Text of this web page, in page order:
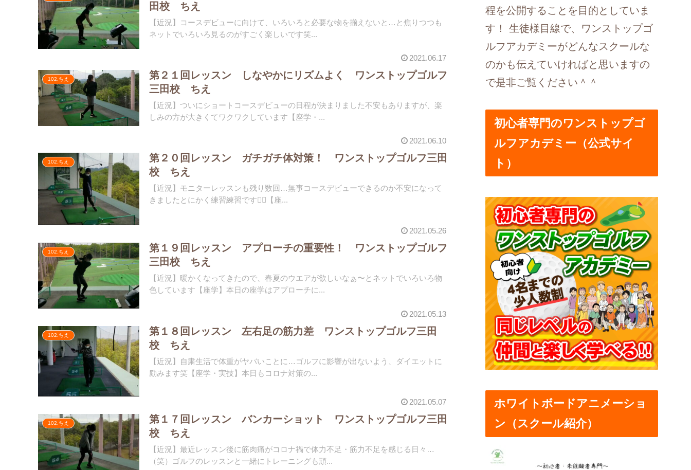
田校 ちえ
【近況】コースデビューに向けて、いろいろと必要な物を揃えないと…️と焦りつつも
ネットでいろいろ見るのがすごく楽しいです笑...
2021.06.17
102.ちえ
第２１回レッスン しなやかにリズムよく ワンストップゴルフ
三田校 ちえ
【近況】ついにショートコースデビューの日程が決まりました不安もありますが、楽
しみの方が大きくてワクワクしています【座学・...
2021.06.10
102.ちえ
第２０回レッスン ガチガチ体対策！ ワンストップゴルフ三田
校 ちえ
【近況】モニターレッスンも残り数回…無事コースデビューできるのか️不安になって
きましたとにかく練習練習です🏌️‍♀️【座...
2021.05.26
102.ちえ
第１９回レッスン アプローチの重要性！ ワンストップゴルフ
三田校 ちえ
【近況】暖かくなってきたので、春夏のウエアが欲しいなぁ〜とネットでいろいろ物
色しています【座学】本日の座学はアプローチに...
2021.05.13
102.ちえ
第１８回レッスン 左右足の筋力差 ワンストップゴルフ三田
校 ちえ
【近況】自粛生活で体重がヤバいことに…ゴルフに影響が出ないよう、ダイエットに
励みます️笑【座学・実技】本日もコロナ対策の...
2021.05.07
102.ちえ
第１７回レッスン バンカーショット ワンストップゴルフ三田
校 ちえ
【近況】最近レッスン後に筋肉痛がコロナ禍で体力不足・筋力不足を感じる日々…
（笑）ゴルフのレッスンと一緒にトレーニングも頑...
程を公開することを目的としていま
す！ 生徒様目線で、ワンストップゴ
ルフアカデミーがどんなスクールな
のかも伝えていければと思いますの
で是非ご覧ください＾＾
初心者専門のワンストップゴ
ルフアカデミー（公式サイ
ト）
ホワイトボードアニメーショ
ン（スクール紹介）
動